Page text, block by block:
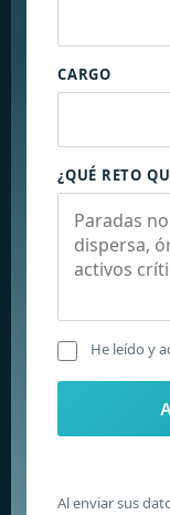
CARGO
¿QUÉ RETO
He leído y
Al enviar sus